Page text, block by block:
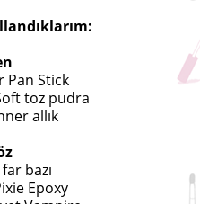
Pan Stick
toz pudra
allık
bazı
Epoxy